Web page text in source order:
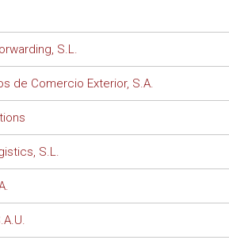
S.L.
de Comercio Exterior, S.A.
S.L.